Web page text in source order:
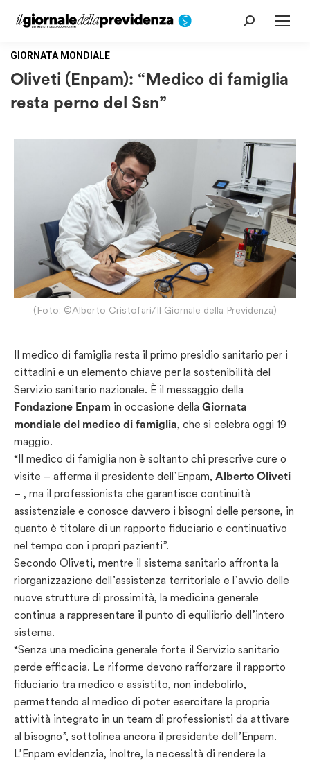
Cerca:
GIORNATA MONDIALE
Oliveti (Enpam): “Medico di famiglia
resta perno del Ssn”
(Foto: ©Alberto Cristofari/Il Giornale della Previdenza)
Il medico di famiglia resta il primo presidio sanitario per i
cittadini e un elemento chiave per la sostenibilità del
Servizio sanitario nazionale. È il messaggio della
Fondazione Enpam in occasione della Giornata
mondiale del medico di famiglia, che si celebra oggi 19
maggio.
“Il medico di famiglia non è soltanto chi prescrive cure o
visite – afferma il presidente dell’Enpam, Alberto Oliveti
– , ma il professionista che garantisce continuità
assistenziale e conosce davvero i bisogni delle persone, in
quanto è titolare di un rapporto fiduciario e continuativo
nel tempo con i propri pazienti”.
Secondo Oliveti, mentre il sistema sanitario affronta la
riorganizzazione dell’assistenza territoriale e l’avvio delle
nuove strutture di prossimità, la medicina generale
continua a rappresentare il punto di equilibrio dell’intero
sistema.
“Senza una medicina generale forte il Servizio sanitario
perde efficacia. Le riforme devono rafforzare il rapporto
fiduciario tra medico e assistito, non indebolirlo,
permettendo al medico di poter esercitare la propria
attività integrato in un team di professionisti da attivare
al bisogno”, sottolinea ancora il presidente dell’Enpam.
L’Enpam evidenzia, inoltre, la necessità di rendere la